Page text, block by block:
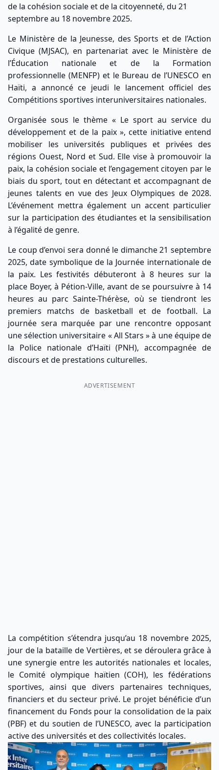
de la cohésion sociale et de la citoyenneté, du 21
septembre au 18 novembre 2025.
Le Ministère de la Jeunesse, des Sports et de l’Action
Civique (MJSAC), en partenariat avec le Ministère de
l’Éducation nationale et de la Formation
professionnelle (MENFP) et le Bureau de l’UNESCO en
Haïti, a annoncé ce jeudi le lancement officiel des
Compétitions sportives interuniversitaires nationales.
Organisée sous le thème « Le sport au service du
développement et de la paix », cette initiative entend
mobiliser les universités publiques et privées des
régions Ouest, Nord et Sud. Elle vise à promouvoir la
paix, la cohésion sociale et l’engagement citoyen par le
biais du sport, tout en détectant et accompagnant de
jeunes talents en vue des Jeux Olympiques de 2028.
L’événement mettra également un accent particulier
sur la participation des étudiantes et la sensibilisation
à l’égalité de genre.
Le coup d’envoi sera donné le dimanche 21 septembre
2025, date symbolique de la Journée internationale de
la paix. Les festivités débuteront à 8 heures sur la
place Boyer, à Pétion-Ville, avant de se poursuivre à 14
heures au parc Sainte-Thérèse, où se tiendront les
premiers matchs de basketball et de football. La
journée sera marquée par une rencontre opposant
une sélection universitaire « All Stars » à une équipe de
la Police nationale d’Haïti (PNH), accompagnée de
discours et de prestations culturelles.
ADVERTISEMENT
La compétition s’étendra jusqu’au 18 novembre 2025,
jour de la bataille de Vertières, et se déroulera grâce à
une synergie entre les autorités nationales et locales,
le Comité olympique haïtien (COH), les fédérations
sportives, ainsi que divers partenaires techniques,
financiers et du secteur privé. Le projet bénéficie d’un
financement du Fonds pour la consolidation de la paix
(PBF) et du soutien de l’UNESCO, avec la participation
active des universités et des collectivités locales.